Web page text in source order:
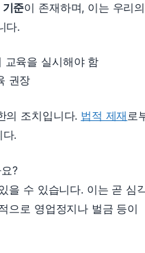
기준이 존재하며, 이는 우리의
다.
교육을 실시해야 함
권장
의 조치입니다. 법적 제재로
.
?
을 수 있습니다. 이는 곧 심
으로 영업정지나 벌금 등이